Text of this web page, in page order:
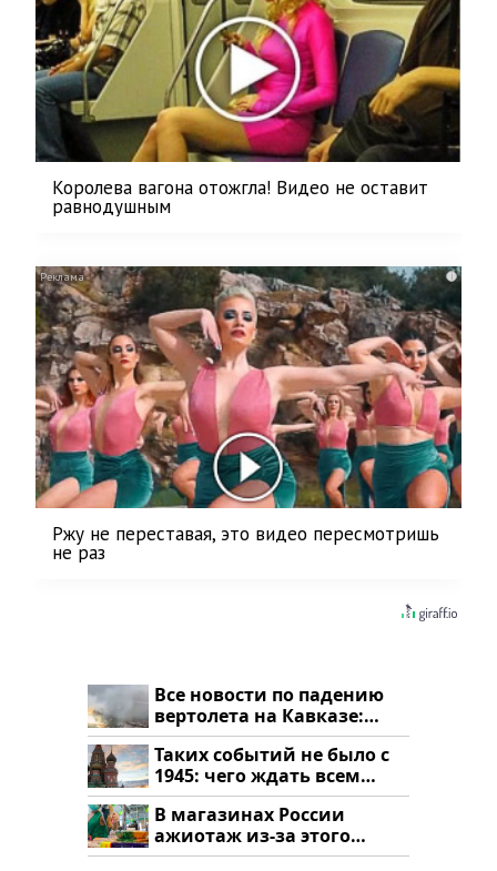
Королева вагона отожгла! Видео не оставит
равнодушным
i
Ржу не переставая, это видео пересмотришь
не раз
Все новости по падению
вертолета на Кавказе:
читать здесь
Таких событий не было с
1945: чего ждать всем
нам?
В магазинах России
ажиотаж из-за этого
продукта: что купить?